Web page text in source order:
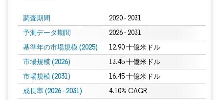
調査期間 2020 - 2031
予測データ期間 2026 - 2031
基準年の市場規模 (2025) 12.90 十億米ドル
市場規模 (2026) 13.45 十億米ドル
市場規模 (2031) 16.45 十億米ドル
成長率 (2026 - 2031) 4.10% CAGR